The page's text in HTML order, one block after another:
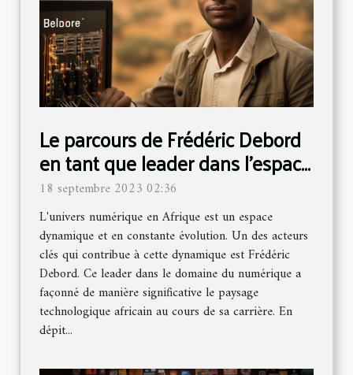
Le parcours de Frédéric Debord
en tant que leader dans l'espace
numérique africain
18 septembre 2023 02:36
L'univers numérique en Afrique est un espace
dynamique et en constante évolution. Un des acteurs
clés qui contribue à cette dynamique est Frédéric
Debord. Ce leader dans le domaine du numérique a
façonné de manière significative le paysage
technologique africain au cours de sa carrière. En
dépit...